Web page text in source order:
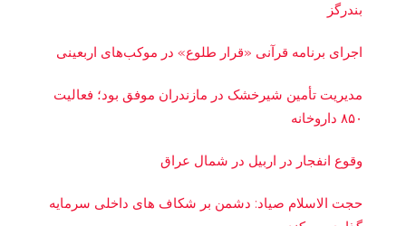
بندرگز
اجرای برنامه قرآنی «قرار طلوع» در موکب‌های اربعینی
مدیریت تأمین شیرخشک در مازندران موفق بود؛ فعالیت
۸۵۰ داروخانه
وقوع انفجار در اربیل در شمال عراق
حجت الاسلام صیاد: دشمن بر شکاف‌ های داخلی سرمایه‌